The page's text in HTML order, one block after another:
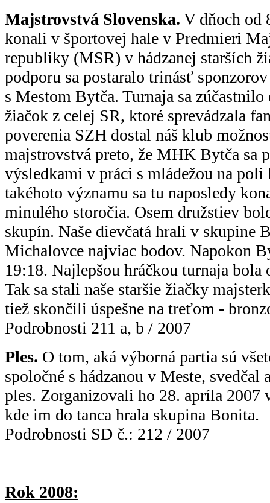
Majstrovstvá Slovenska. V dňoch od
konali v športovej hale v Predmieri
republiky (MSR) v hádzanej starších
podporu sa postaralo trinásť
s Mestom Bytča. Turnaja sa
žiačok z celej SR, ktoré sprevádzala
poverenia SZH dostal náš klub
majstrovstvá preto, že MHK Bytča sa
výsledkami v práci s mládežou na poli
takéhoto významu sa tu naposledy
minulého storočia. Osem družstiev
skupín. Naše dievčatá hrali v skupine
Michalovce najviac bodov. Napokon
19:18. Najlepšou hráčkou turnaja
Tak sa stali naše staršie žiačky
tiež skončili úspešne na treťom -
Podrobnosti 211 a, b / 2007
Ples. O tom, aká výborná partia sú
spoločné s hádzanou v Meste, svedčal
ples. Zorganizovali ho 28. apríla
kde im do tanca hrala skupina Bonita.
Podrobnosti SD č.: 212 / 2007
Rok 2008: